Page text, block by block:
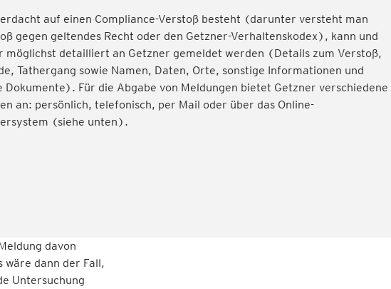
auf einen Compliance-Verstoß besteht (darunter versteht man
gegen geltendes Recht oder den Getzner-Verhaltenskodex), kann und
möglichst detailliert an Getzner gemeldet werden (Details zum Verstoß,
Tathergang sowie Namen, Daten, Orte, sonstige Informationen und
Dokumente). Für die Abgabe von Meldungen bietet Getzner verschiedene
an: persönlich, telefonisch, per Mail oder über das Online-
(siehe unten).
davon
wäre dann der Fall,
Untersuchung